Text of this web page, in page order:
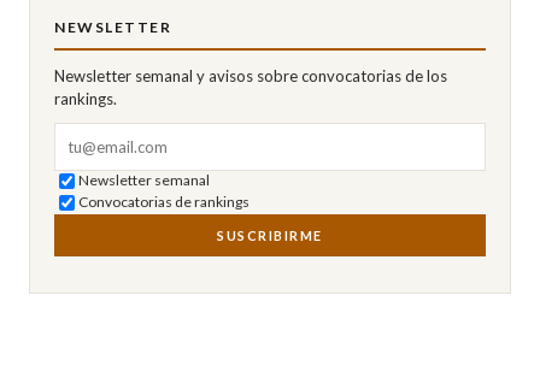
NEWSLETTER
Newsletter semanal y avisos sobre convocatorias de los
rankings.
Newsletter semanal
Convocatorias de rankings
SUSCRIBIRME